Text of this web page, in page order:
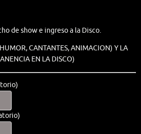
de show e ingreso a la Disco.
CANTANTES, ANIMACION) Y LA
EN LA DISCO)